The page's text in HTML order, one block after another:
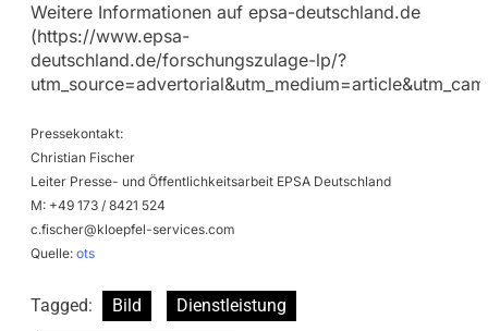
Weitere Informationen auf epsa-deutschland.de
(https://www.epsa-
deutschland.de/forschungszulage-lp/?
Pressekontakt:
Christian Fischer
Leiter Presse- und Öffentlichkeitsarbeit EPSA Deutschland
M: +49 173 / 8421 524
c.fischer@kloepfel-services.com
Quelle: ots
Tagged: Bild
Dienstleistung